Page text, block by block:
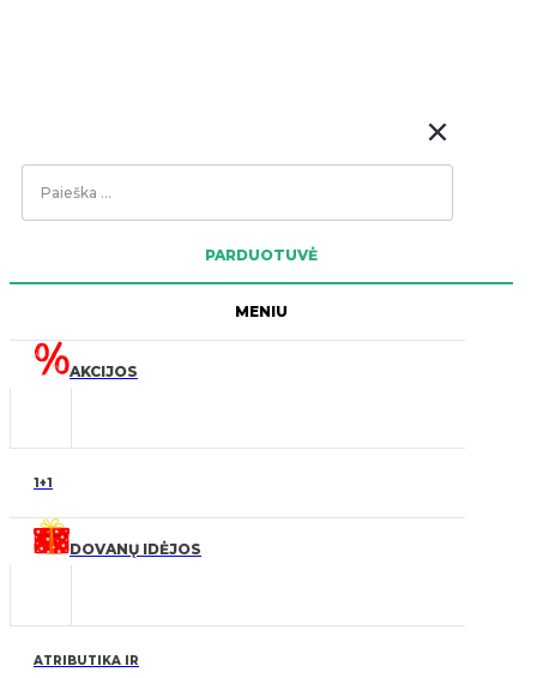
Search
PARDUOTUVĖ
MENIU
AKCIJOS
1+1
DOVANŲ IDĖJOS
ATRIBUTIKA IR